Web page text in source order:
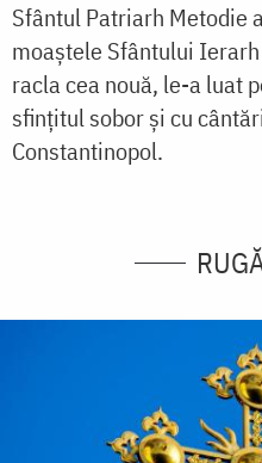
Sfântul Patriarh Metodie
moaștele Sfântului
racla cea nouă, le-a luat
sfințitul sobor și cu
Constantinopol.